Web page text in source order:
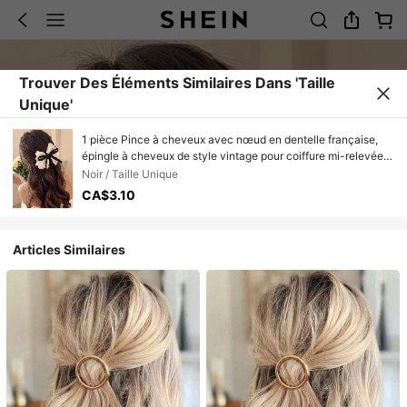
Trouver Des Éléments Similaires Dans 'Taille
Unique'
1 pièce Pince à cheveux avec nœud en dentelle française,
épingle à cheveux de style vintage pour coiffure mi-relevée,
accessoire capillaire polyvalent pour femmes, été, vacances,
voyage, accessoires de tête, pinces à cheveux
Noir / Taille Unique
CA$3.10
Articles Similaires